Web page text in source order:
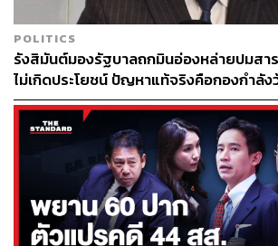
POLITICS
รังสิมันต์มองรัฐบาลถกมินอ่องหล่ายปมสา
ไม่เกิดประโยชน์ ปัญหาแท้จริงคือกองกำลัง